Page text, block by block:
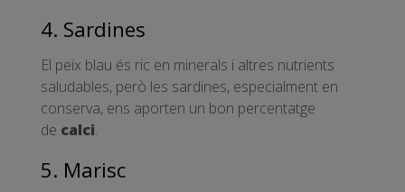
4. Sardines
El peix blau és ric en minerals i altres nutrients
saludables, però les sardines, especialment en
conserva, ens aporten un bon percentatge
de calci.
5. Marisc